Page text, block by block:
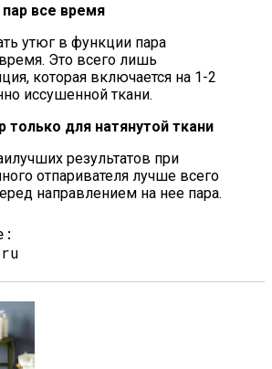
все время
утюг в функции пара
Это всего лишь
которая включается на 1-2
иссушенной ткани.
только для натянутой ткани
результатов при
отпаривателя лучше всего
направлением на нее пара.